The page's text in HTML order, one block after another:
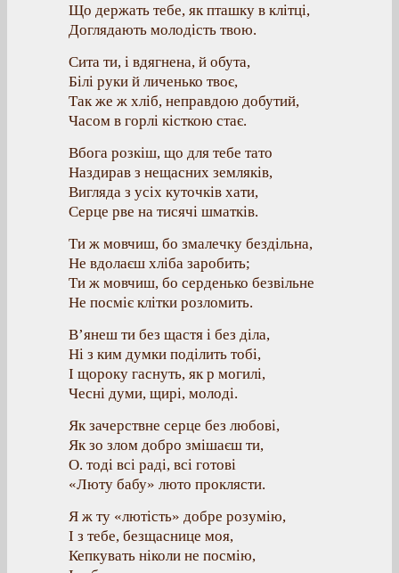
Що держать тебе, як пташку в клітці,
Доглядають молодість твою.
Сита ти, і вдягнена, й обута,
Білі руки й личенько твоє,
Так же ж хліб, неправдою добутий,
Часом в горлі кісткою стає.
Вбога розкіш, що для тебе тато
Наздирав з нещасних земляків,
Вигляда з усіх куточків хати,
Серце рве на тисячі шматків.
Ти ж мовчиш, бо змалечку бездільна,
Не вдолаєш хліба заробить;
Ти ж мовчиш, бо серденько безвільне
Не посміє клітки розломить.
В’янеш ти без щастя і без діла,
Ні з ким думки поділить тобі,
І щороку гаснуть, як р могилі,
Чесні думи, щирі, молоді.
Як зачерствне серце без любові,
Як зо злом добро змішаєш ти,
О. тоді всі раді, всі готові
«Люту бабу» люто проклясти.
Я ж ту «лютість» добре розумію,
І з тебе, безщаснице моя,
Кепкувать ніколи не посмію,